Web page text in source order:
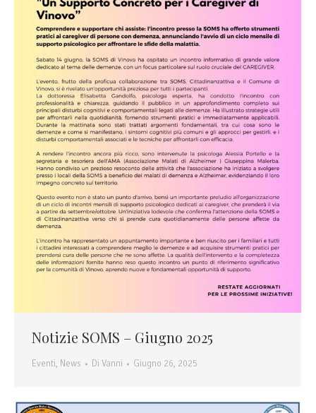
Notizie SOMS – Giugno 2025
Eventi, News Di Vanni Giugno 26, 2025